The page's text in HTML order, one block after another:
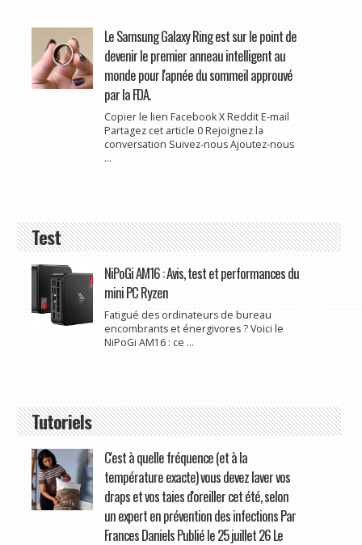
Le Samsung Galaxy Ring est sur le point de
devenir le premier anneau intelligent au
monde pour l'apnée du sommeil approuvé
par la FDA.
Copier le lien Facebook X Reddit E-mail
Partagez cet article 0 Rejoignez la
conversation Suivez-nous Ajoutez-nous
...
Test
NiPoGi AM16 : Avis, test et performances du
mini PC Ryzen
Fatigué des ordinateurs de bureau
encombrants et énergivores ? Voici le
NiPoGi AM16 : ce ...
Tutoriels
C'est à quelle fréquence (et à la
température exacte) vous devez laver vos
draps et vos taies d'oreiller cet été, selon
un expert en prévention des infections Par
Frances Daniels Publié le 25 juillet 26 Le